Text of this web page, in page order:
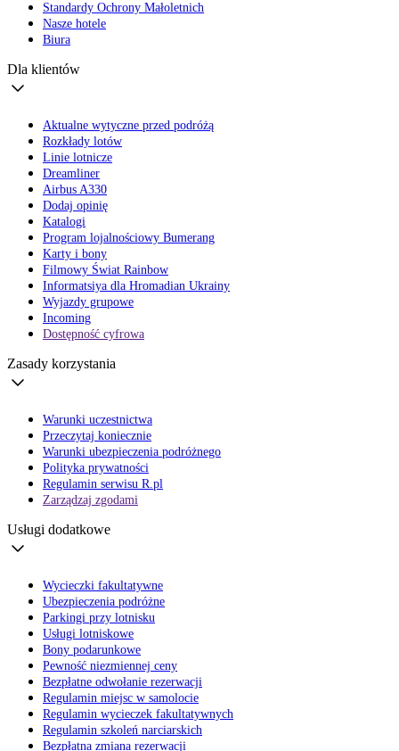
Standardy Ochrony Małoletnich
Nasze hotele
Biura
Dla klientów
Aktualne wytyczne przed podróżą
Rozkłady lotów
Linie lotnicze
Dreamliner
Airbus A330
Dodaj opinię
Katalogi
Program lojalnościowy Bumerang
Karty i bony
Filmowy Świat Rainbow
Informatsiya dla Hromadian Ukrainy
Wyjazdy grupowe
Incoming
Dostępność cyfrowa
Zasady korzystania
Warunki uczestnictwa
Przeczytaj koniecznie
Warunki ubezpieczenia podróżnego
Polityka prywatności
Regulamin serwisu R.pl
Zarządzaj zgodami
Usługi dodatkowe
Wycieczki fakultatywne
Ubezpieczenia podróżne
Parkingi przy lotnisku
Usługi lotniskowe
Bony podarunkowe
Pewność niezmiennej ceny
Bezpłatne odwołanie rezerwacji
Regulamin miejsc w samolocie
Regulamin wycieczek fakultatywnych
Regulamin szkoleń narciarskich
Bezpłatna zmiana rezerwacji